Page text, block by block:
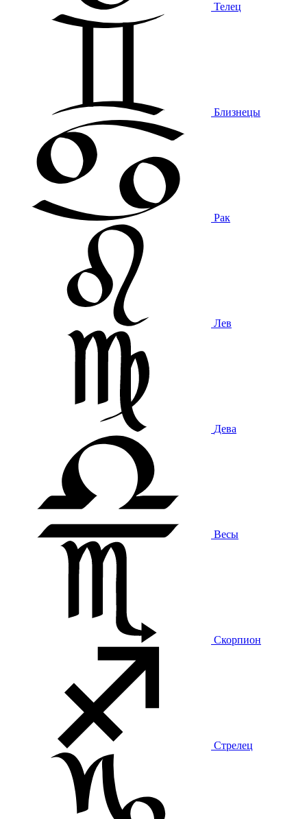
Телец
Близнецы
Рак
Лев
Дева
Весы
Скорпион
Стрелец